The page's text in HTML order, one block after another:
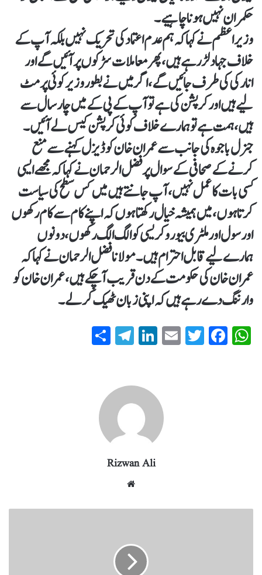
حکمران نہیں ہونا چاہیے۔
وزیراعظم نے کہا کہ ہم عدم اعتماد کی تحریک نہیں بلکہ آپ کے
خلاف جہاد لڑرہے ہیں، پھر معاملات سڑکوں پر آئیں گے اور
انارکی کی طرف جائیں گے، اگر میں نے بطور وزیر کوئی پرمٹ
لیے ہیں اور کرپشن کی ہے تو آپ کے پی کے میں چار سال سے
ہیں ، ہمت ہے تو ہمارے خلاف کوئی کرپشن کیس لے آئیں۔
جنرل باجوہ کی جانب سے عمران خان کو ڈیزل کہنے سے منع
کرنے کے صحافی کے سوال پر فضل الرحمان نے کہا کہ مجھے ایسی
کسی بات کا عمل نہیں، آپ جانتے ہیں میں کس سطح کی سیاست
کرتا ہوں، میں ہمیشہ خیال رکھتا ہوں کہ اپنے کام سے کام رکھوں
اور سول اور ملٹری بیورو کریسی کو الگ الگ رکھوں، دونوں
ہمارے لیے قابل احترام ہیں۔مولانا فضل الرحمان نے کہا کہ
عمران خان کی حکومت کے دن قریب آچکے ہیں، عمران خان کو
وارننگ دے رہے ہیں کہ اپنی زبان ٹھیک کرلے۔
W
ha
Fa
ce
T
wi
E
m
Li
nk
In
T
el
ra
m
Rizwan Ali